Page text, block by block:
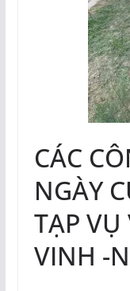
CÁC
NGÀY
TẠP
VINH -